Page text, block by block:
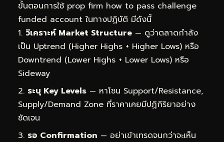
ขั้นตอนการใช้ prop firm how to pass challenge
funded account ในทางปฏิบัติ มีดังนี้
วิเคราะห์ Market Structure — ดูว่าตลาดกำลัง
เป็น Uptrend (Higher Highs + Higher Lows) หรือ
Downtrend (Lower Highs + Lower Lows) หรือ
Sideway
ระบุ Key Levels — หาโซน Support/Resistance,
Supply/Demand Zone ที่ราคาเคยมีปฏิกิริยาอย่าง
ชัดเจน
รอ Confirmation — อย่าเข้าเทรดจนกว่าจะเห็น